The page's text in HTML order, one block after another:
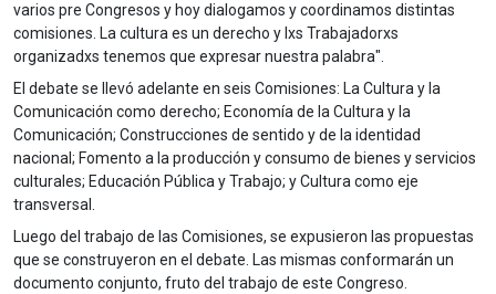
varios pre Congresos y hoy dialogamos y coordinamos distintas
comisiones. La cultura es un derecho y lxs Trabajadorxs
organizadxs tenemos que expresar nuestra palabra".
El debate se llevó adelante en seis Comisiones: La Cultura y la
Comunicación como derecho; Economía de la Cultura y la
Comunicación; Construcciones de sentido y de la identidad
nacional; Fomento a la producción y consumo de bienes y servicios
culturales; Educación Pública y Trabajo; y Cultura como eje
transversal.
Luego del trabajo de las Comisiones, se expusieron las propuestas
que se construyeron en el debate. Las mismas conformarán un
documento conjunto, fruto del trabajo de este Congreso.